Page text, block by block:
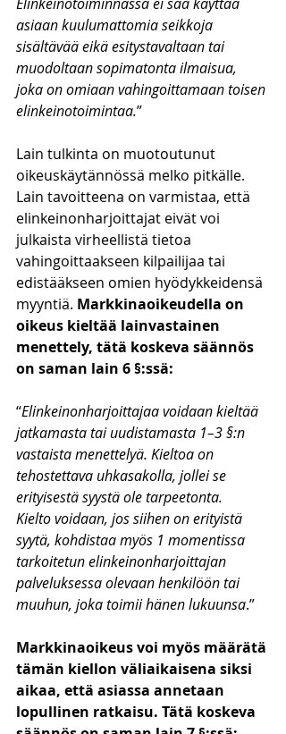
asiaan kuulumattomia seikkoja
sisältävää eikä esitystavaltaan tai
muodoltaan sopimatonta ilmaisua,
joka on omiaan vahingoittamaan toisen
elinkeinotoimintaa.”
Lain tulkinta on muotoutunut
oikeuskäytännössä melko pitkälle.
Lain tavoitteena on varmistaa, että
elinkeinonharjoittajat eivät voi
julkaista virheellistä tietoa
vahingoittaakseen kilpailijaa tai
edistääkseen omien hyödykkeidensä
myyntiä. Markkinaoikeudella on
oikeus kieltää lainvastainen
menettely, tätä koskeva säännös
on saman lain 6 §:ssä:
“Elinkeinonharjoittajaa voidaan kieltää
jatkamasta tai uudistamasta 1–3 §:n
vastaista menettelyä. Kieltoa on
tehostettava uhkasakolla, jollei se
erityisestä syystä ole tarpeetonta.
Kielto voidaan, jos siihen on erityistä
syytä, kohdistaa myös 1 momentissa
tarkoitetun elinkeinonharjoittajan
palveluksessa olevaan henkilöön tai
muuhun, joka toimii hänen lukuunsa.”
Markkinaoikeus voi myös määrätä
tämän kiellon väliaikaisena siksi
aikaa, että asiassa annetaan
lopullinen ratkaisu. Tätä koskeva